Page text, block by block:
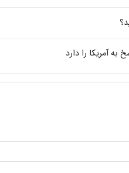
آمریکا را دارد